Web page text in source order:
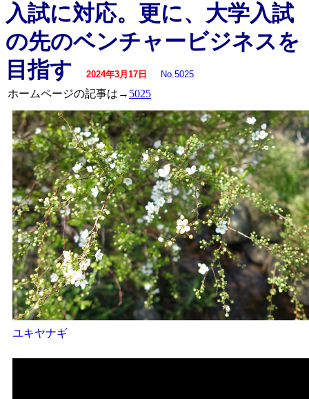
入試に対応。更に、大学入試
の先のベンチャービジネスを
目指す
2024年3月17日 No.5025
ホームページの記事は→ 5025
ユキヤナギ